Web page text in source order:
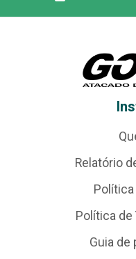
Relatório
Política de
Guia de